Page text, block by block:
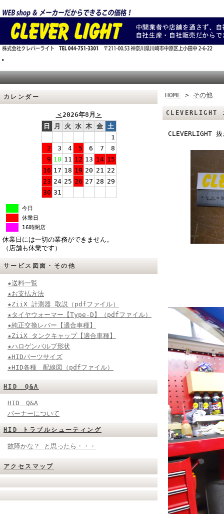
.
カレンダー
＜2026年8月 ＞
日
月 火 水 木 金
土
1
2
3 4 5 6 7
8
9 10 11 12 13 14 15
16 17 18 19 20 21 22
23 24 25 26 27 28 29
30 31
今日
休業日
16時閉店
休業日には一切の業務ができません。
（店舗も休業です）
サービス図面・その他
★送料一覧
★お支払方法
★ZiiX 計測器 取説（pdfファイル）
★タイヤウォーマー【Type-D】（pdfファイル）
★純正交換レバー【適合車種】
★ZiiX タンクキャップ【適合車種】
★ハロゲンバルブ形状
★HIDパーツサイズ
★HID各種 配線図（pdfファイル）
HID Q&A
HID Q&A
バーナーについて
HID トラブルシューティング
故障かな？ と思ったら・・・
アクセスマップ
HOME > その他
CLEVERLIGHT
CLEVERLIGHT